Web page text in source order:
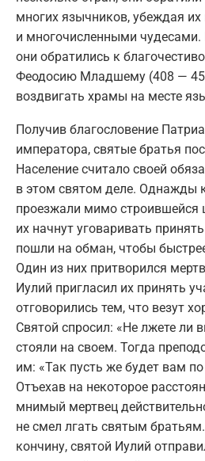
многих язычников, убеждая
и многочисленными чудесами.
они обратились к
Феодосию Младшему (408 —
воздвигать храмы на месте
Получив благословение
императора, святые братья
Население считало своей
в этом святом деле. Однажды
проезжали мимо строившейся
их начнут уговаривать
пошли на обман, чтобы
Один из них притворился
Иулий пригласил их принять
отговорились тем, что везут
Святой спросил: «Не лжете ли
стояли на своем. Тогда
им: «Так пусть же будет вам
Отъехав на некоторое
мнимый мертвец
не смел лгать святым
кончину, святой Иулий